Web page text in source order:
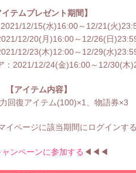
イテムプレゼント期間】
12/15(水)16:00～12/21(火
12/20(月)16:00～12/26(日
12/23(木)12:00～12/29(水
：2021/12/24(金)16:00～12/30(木
【アイテム内容】
回復アイテム(100)×1、物語券×3
ページに該当期間にログインする
ャンペーンに参加する ◀◀◀